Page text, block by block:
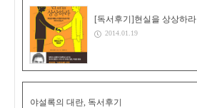
[독서후기]현실을 상상하라
2014.01.19
야설록의 대란, 독서후기